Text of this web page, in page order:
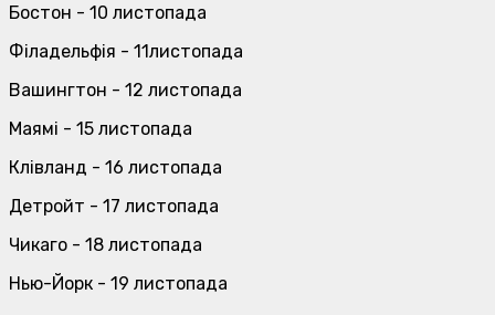
Бостон - 10 листопада
Філадельфія - 11листопада
Вашингтон - 12 листопада
Маямі - 15 листопада
Клівланд - 16 листопада
Детройт - 17 листопада
Чикаго - 18 листопада
Нью-Йорк - 19 листопада